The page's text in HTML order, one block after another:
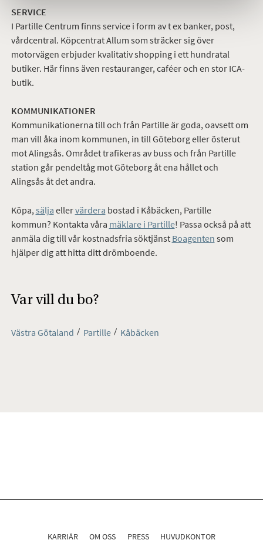
SERVICE
I Partille Centrum finns service i form av t ex banker, post,
vårdcentral. Köpcentrat Allum som sträcker sig över
motorvägen erbjuder kvalitativ shopping i ett hundratal
butiker. Här finns även restauranger, caféer och en stor ICA-
butik.
KOMMUNIKATIONER
Kommunikationerna till och från Partille är goda, oavsett om
man vill åka inom kommunen, in till Göteborg eller österut
mot Alingsås. Området trafikeras av buss och från Partille
station går pendeltåg mot Göteborg åt ena hållet och
Alingsås åt det andra.
Köpa,sälja ellervärdera bostad i Kåbäcken, Partille
kommun? Kontakta våra mäklare i Partille! Passa också på att
anmäla dig till vår kostnadsfria söktjänst Boagenten som
hjälper dig att hitta ditt drömboende.
Var vill du bo?
Västra Götaland Partille Kåbäcken
KARRIÄR OM OSS PRESS HUVUDKONTOR